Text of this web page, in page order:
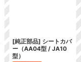
[純正部品] シートカバ
ー（AA04型 / JA10
型）